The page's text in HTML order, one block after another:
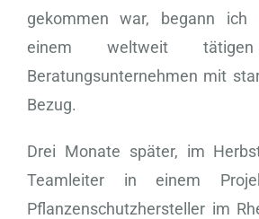
gekommen war, begann
einem weltweit tätigen
Beratungsunternehmen mit
Bezug.
Drei Monate später, im
Teamleiter in einem
Pflanzenschutzhersteller im